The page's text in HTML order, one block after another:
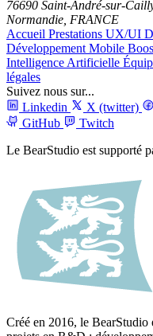
76690 Saint-André-sur-
Normandie, FRANCE
Accueil Prestations UX/UI
Développement Mobile
Intelligence Artificielle
légales
Suivez nous sur...
Linkedin
X (twitter)
GitHub
Twitch
Le BearStudio est supporté
Créé en 2016, le BearStudio